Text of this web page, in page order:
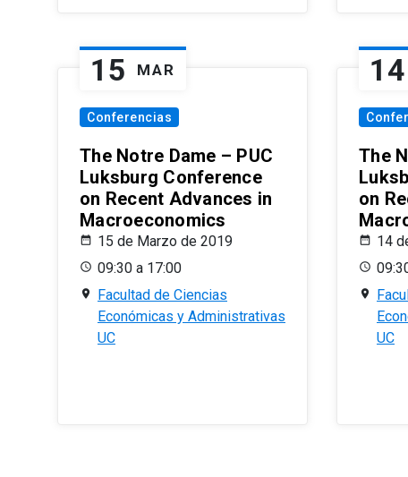
15 MAR
Conferencias
The Notre Dame – PUC
Luksburg Conference
on Recent Advances in
Macroeconomics
15 de Marzo de 2019
09:30 a 17:00
Facultad de Ciencias
Económicas y Administrativas
UC
14
The
on
14
UC